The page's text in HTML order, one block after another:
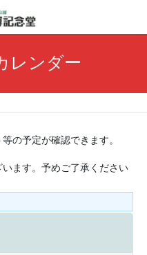
レンダー
の予定が確認できます。
ます。予めご了承ください